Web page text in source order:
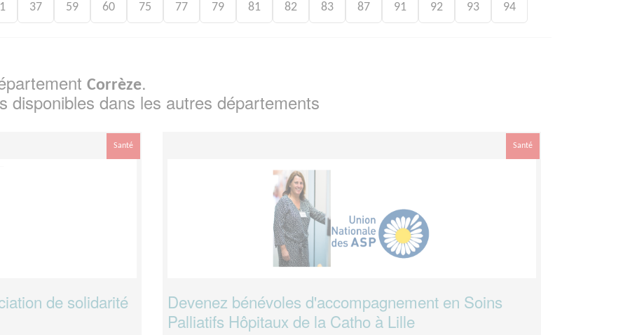
37 59 60 75 77 79 81 82 83 87 91 92 93 94
Corrèze.
disponibles dans les autres départements
Santé
de solidarité
Santé
Devenez bénévoles d'accompagnement en Soins
Palliatifs Hôpitaux de la Catho à Lille